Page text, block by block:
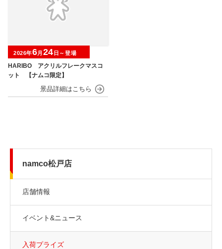
HARIBO アクリルフレークマスコ
ット 【ナムコ限定】
2026年6月 24 日～登場
namco松戸店
店舗情報
イベント&ニュース
入荷プライズ